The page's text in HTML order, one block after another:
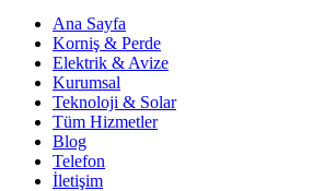
Ana Sayfa
Korniş & Perde
Elektrik & Avize
Kurumsal
Teknoloji & Solar
Tüm Hizmetler
Blog
Telefon
İletişim